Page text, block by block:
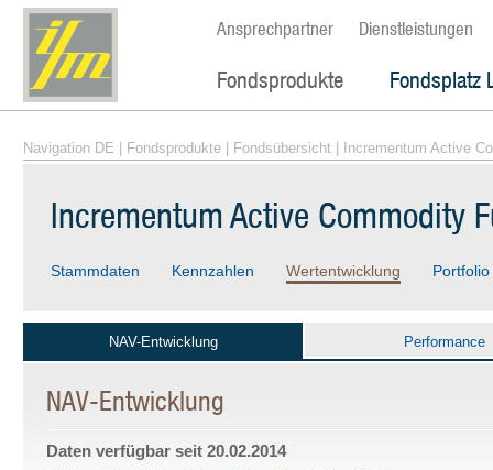
Ansprechpartner Dienstleistungen
Fondsprodukte Fondsplatz
Navigation DE Fondsprodukte Fondsübersicht | Incrementum Active
Incrementum Active Commodity
Stammdaten Kennzahlen Wertentwicklung Portfolio
NAV-Entwicklung Performance
NAV-Entwicklung
Daten verfügbar seit 20.02.2014